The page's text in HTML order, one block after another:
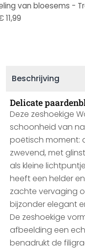
11,99
Beschrijving
Delicate
Deze zeshoekige
schoonheid van
poëtisch moment:
zwevend, met
als kleine
heeft een helder
zachte vervaging
bijzonder elegant
De zeshoekige
afbeelding een
benadrukt de